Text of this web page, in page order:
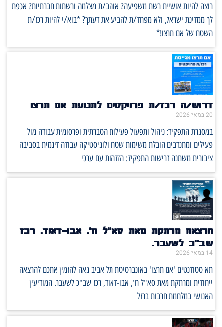
רוצה להיות אושיית רשת משפיעה? אוהב/ת מצלמה ורשתות חברתיות? אכפת
לך ממדינת ישראל, ולא מפחד/ת להביע את דעתך? *בוא/י להיות רכז/ת
השטח של אם תרצו!*
דרוש/ה רכז/ת פרויקטים לתנועת אם תרצו
20 במאי 2026
במסגרת התפקיד: ניהול ותפעול פעילות הסברתית ופרסומית עבודה מול
פעילים ומתנדבים הובלת משימות שטח ולוגיסטיקה עבודה דינמית בסביבה
ציבורית משתנה דרישות התפקיד: הזדהות עם ערכי
הרצאה מרתקת מאת סא"ל ח', אבו-דאוד, רכז
שב"כ לשעבר.
14 במאי 2026
תא סטודנטים 'אם תרצו' באונברסיטת תל אביב גאה להזמין אתכם להרצאה
ייחודית ומרתקת מאת סא"ל ח', אבו-דאוד, רכז שב"כ לשעבר. המודיעין
האנושי במלחמת חרבות ברזל